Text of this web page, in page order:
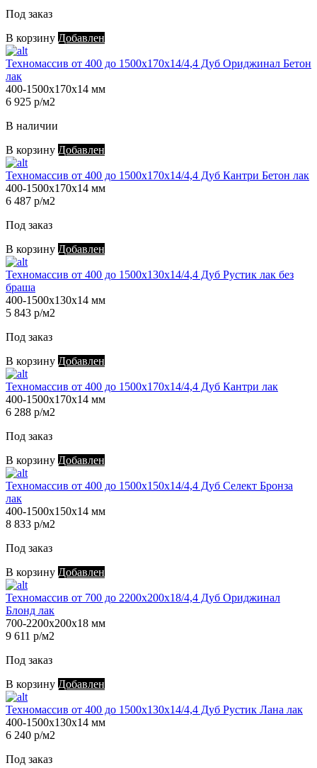
Под заказ
В корзину Добавлен
Техномассив от 400 до 1500х170х14/4,4 Дуб Ориджинал Бетон
лак
400-1500х170х14 мм
6 925 р/м2
В наличии
В корзину Добавлен
Техномассив от 400 до 1500х170х14/4,4 Дуб Кантри Бетон лак
400-1500х170х14 мм
6 487 р/м2
Под заказ
В корзину Добавлен
Техномассив от 400 до 1500х130х14/4,4 Дуб Рустик лак без
браша
400-1500х130х14 мм
5 843 р/м2
Под заказ
В корзину Добавлен
Техномассив от 400 до 1500х170х14/4,4 Дуб Кантри лак
400-1500х170х14 мм
6 288 р/м2
Под заказ
В корзину Добавлен
Техномассив от 400 до 1500х150х14/4,4 Дуб Селект Бронза
лак
400-1500х150х14 мм
8 833 р/м2
Под заказ
В корзину Добавлен
Техномассив от 700 до 2200х200х18/4,4 Дуб Ориджинал
Блонд лак
700-2200х200х18 мм
9 611 р/м2
Под заказ
В корзину Добавлен
Техномассив от 400 до 1500х130х14/4,4 Дуб Рустик Лана лак
400-1500х130х14 мм
6 240 р/м2
Под заказ